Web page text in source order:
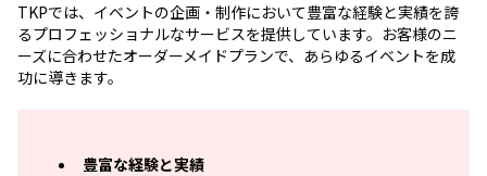
TKPでは、イベントの企画・制作において豊富な経験と実績を誇
るプロフェッショナルなサービスを提供しています。お客様のニ
ーズに合わせたオーダーメイドプランで、あらゆるイベントを成
功に導きます。
豊富な経験と実績